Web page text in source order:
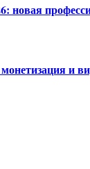
новая
и